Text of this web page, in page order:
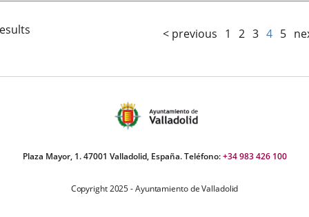
< previous 1 2 3 4 5
Plaza Mayor, 1. 47001 Valladolid, España. Teléfono:+34 983 426 100
Copyright 2025 - Ayuntamiento de Valladolid